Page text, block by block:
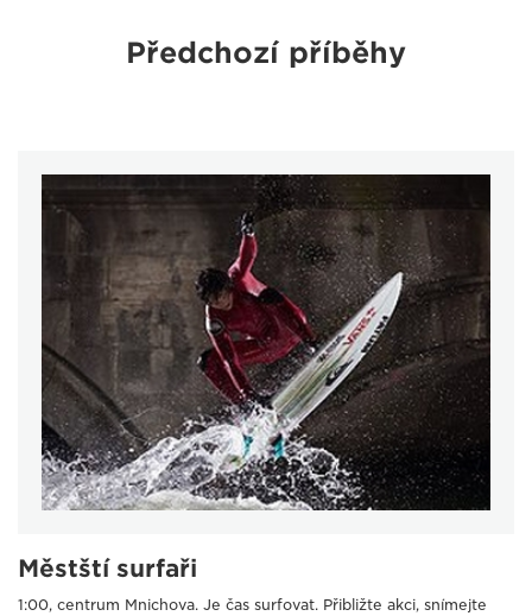
Předchozí příběhy
Městští surfaři
1:00, centrum Mnichova. Je čas surfovat. Přibližte akci, snímejte